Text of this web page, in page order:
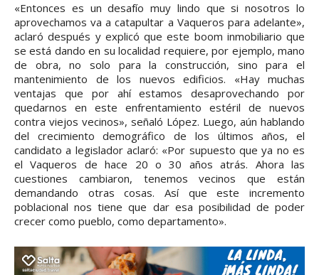
«Entonces es un desafío muy lindo que si nosotros lo
aprovechamos va a catapultar a Vaqueros para adelante»,
aclaró después y explicó que este boom inmobiliario que
se está dando en su localidad requiere, por ejemplo, mano
de obra, no solo para la construcción, sino para el
mantenimiento de los nuevos edificios. «Hay muchas
ventajas que por ahí estamos desaprovechando por
quedarnos en este enfrentamiento estéril de nuevos
contra viejos vecinos», señaló López. Luego, aún hablando
del crecimiento demográfico de los últimos años, el
candidato a legislador aclaró: «Por supuesto que ya no es
el Vaqueros de hace 20 o 30 años atrás. Ahora las
cuestiones cambiaron, tenemos vecinos que están
demandando otras cosas. Así que este incremento
poblacional nos tiene que dar esa posibilidad de poder
crecer como pueblo, como departamento».